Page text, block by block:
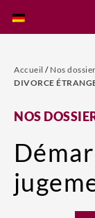
Accueil / Nos
DIVORCE
NOS